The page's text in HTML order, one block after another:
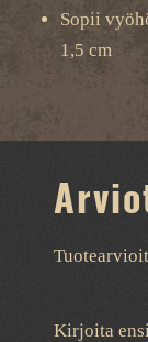
Sopii
1,5 cm
Kirjoita